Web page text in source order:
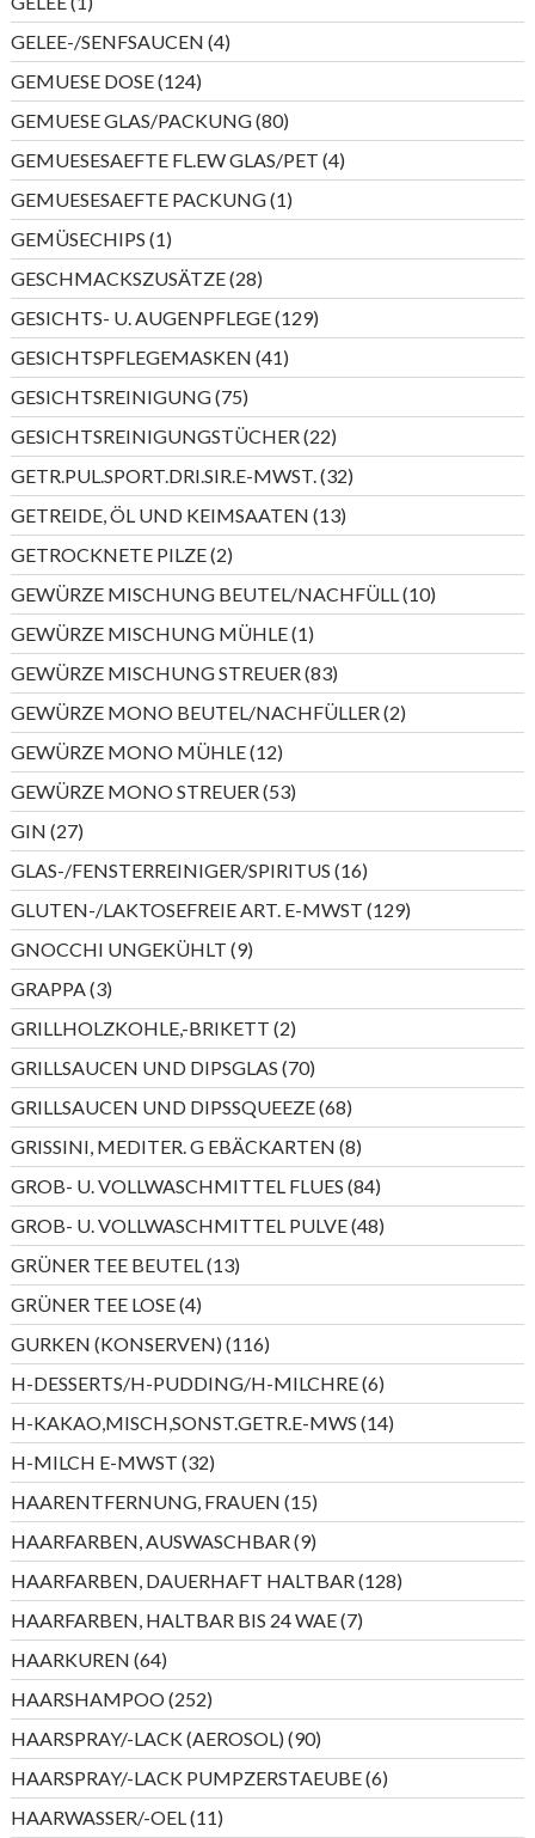
Produkt
GELEE-/SENFSAUCEN 44
Produkte
GEMUESE DOSE 124124
Produkte
GEMUESE GLAS/PACKUNG 8080
Produkte
GEMUESESAEFTE FL.EW GLAS/PET 44
Produkte
GEMUESESAEFTE PACKUNG 11
Produkt
GEMÜSECHIPS 11
Produkt
GESCHMACKSZUSÄTZE 2828
Produkte
GESICHTS- U. AUGENPFLEGE 129129
Produkte
GESICHTSPFLEGEMASKEN 4141
Produkte
GESICHTSREINIGUNG 7575
Produkte
GESICHTSREINIGUNGSTÜCHER 2222
Produkte
GETR.PUL.SPORT.DRI.SIR.E-MWST. 3232
Produkte
GETREIDE, ÖL UND KEIMSAATEN 1313
Produkte
GETROCKNETE PILZE 22
Produkte
GEWÜRZE MISCHUNG BEUTEL/NACHFÜLL 1010
Produkte
GEWÜRZE MISCHUNG MÜHLE 11
Produkt
GEWÜRZE MISCHUNG STREUER 8383
Produkte
GEWÜRZE MONO BEUTEL/NACHFÜLLER 22
Produkte
GEWÜRZE MONO MÜHLE 1212
Produkte
GEWÜRZE MONO STREUER 5353
Produkte
GIN 2727
Produkte
GLAS-/FENSTERREINIGER/SPIRITUS 1616
Produkte
GLUTEN-/LAKTOSEFREIE ART. E-MWST 129129
Produkte
GNOCCHI UNGEKÜHLT 99
Produkte
GRAPPA 33
Produkte
GRILLHOLZKOHLE,-BRIKETT 22
Produkte
GRILLSAUCEN UND DIPSGLAS 7070
Produkte
GRILLSAUCEN UND DIPSSQUEEZE 6868
Produkte
GRISSINI, MEDITER. G EBÄCKARTEN 88
Produkte
GROB- U. VOLLWASCHMITTEL FLUES 8484
Produkte
GROB- U. VOLLWASCHMITTEL PULVE 4848
Produkte
GRÜNER TEE BEUTEL 1313
Produkte
GRÜNER TEE LOSE 44
Produkte
GURKEN (KONSERVEN) 116116
Produkte
H-DESSERTS/H-PUDDING/H-MILCHRE 66
Produkte
H-KAKAO,MISCH,SONST.GETR.E-MWS 1414
Produkte
H-MILCH E-MWST 3232
Produkte
HAARENTFERNUNG, FRAUEN 1515
Produkte
HAARFARBEN, AUSWASCHBAR 99
Produkte
HAARFARBEN, DAUERHAFT HALTBAR 128128
Produkte
HAARFARBEN, HALTBAR BIS 24 WAE 77
Produkte
HAARKUREN 6464
Produkte
HAARSHAMPOO 252252
Produkte
HAARSPRAY/-LACK (AEROSOL) 9090
Produkte
HAARSPRAY/-LACK PUMPZERSTAEUBE 66
Produkte
HAARWASSER/-OEL 1111